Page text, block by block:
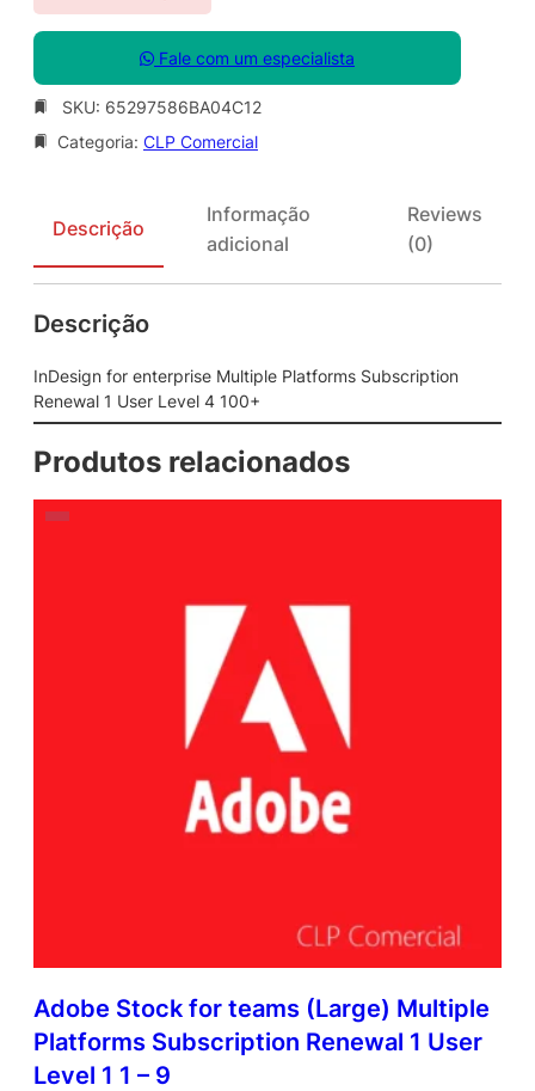
Fale com um especialista
SKU: 65297586BA04C12
Categoria: CLP Comercial
Descrição
Informação
adicional
Reviews
(0)
Descrição
InDesign for enterprise Multiple Platforms Subscription
Renewal 1 User Level 4 100+
Produtos relacionados
Adobe Stock for teams (Large) Multiple
Platforms Subscription Renewal 1 User
Level 1 1 – 9